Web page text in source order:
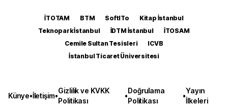
İTOTAM BTM SoftITo
Kitap İstanbul
Teknopark İstanbul
İDTM İstanbul
İTOSAM
Cemile Sultan Tesisleri
ICVB
İstanbul Ticaret Üniversitesi
Künye•İletişim•
Gizlilik ve KVKK
Politikası
•
Doğrulama
Politikası
•
Yayın
İlkeleri